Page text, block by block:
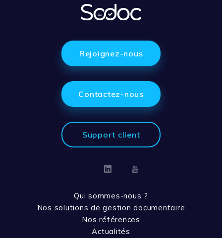
Rejoignez-nous
Contactez-nous
Support client
LinkedinYoutube
Qui sommes-nous ?
Nos solutions de gestion documentaire
Nos références
Actualités